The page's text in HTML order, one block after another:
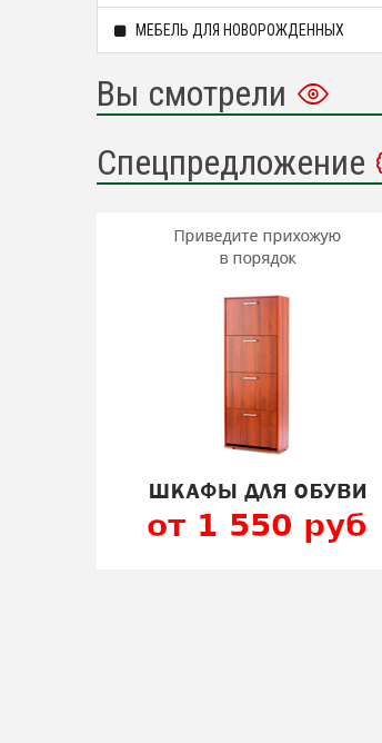
МЕБЕЛЬ ДЛЯ НОВОРОЖДЕННЫХ
Вы смотрели
Спецпредложение